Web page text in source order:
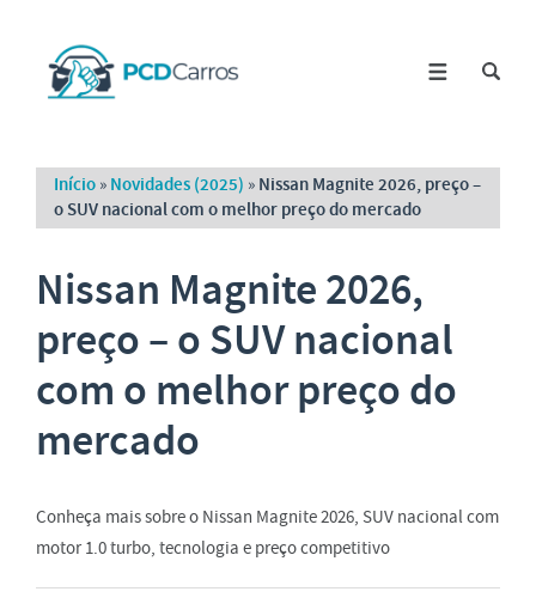
Início » Novidades (2025) » Nissan Magnite 2026, preço –
o SUV nacional com o melhor preço do mercado
Nissan Magnite 2026,
preço – o SUV nacional
com o melhor preço do
mercado
Conheça mais sobre o Nissan Magnite 2026, SUV nacional com
motor 1.0 turbo, tecnologia e preço competitivo